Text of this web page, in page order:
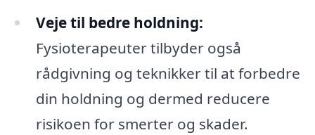
Veje til bedre holdning:
Fysioterapeuter tilbyder også
rådgivning og teknikker til at forbedre
din holdning og dermed reducere
risikoen for smerter og skader.